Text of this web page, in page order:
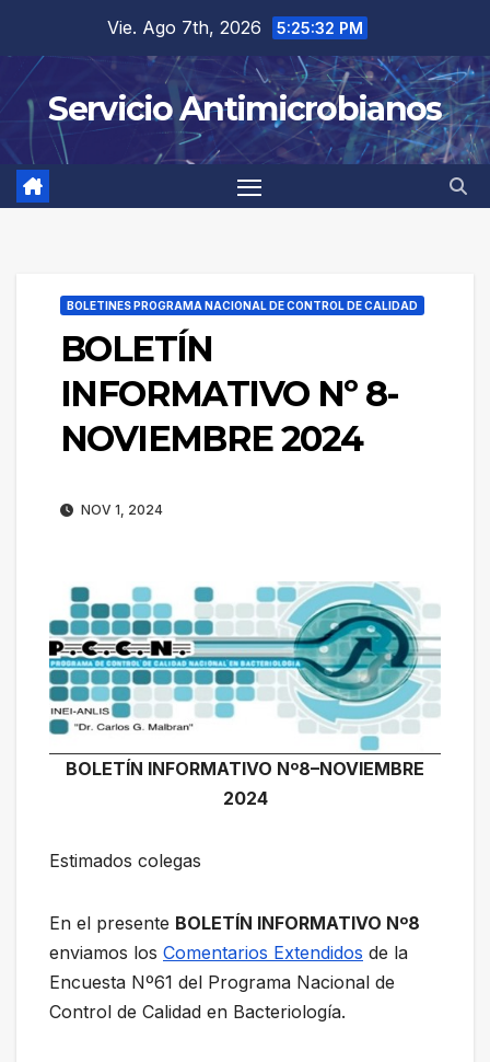
contenido
Vie. Ago 7th, 2026 5:25:33 PM
Servicio Antimicrobianos
BOLETINES PROGRAMA NACIONAL DE CONTROL DE CALIDAD
BOLETÍN
INFORMATIVO Nº 8-
NOVIEMBRE 2024
NOV 1, 2024
BOLETÍN INFORMATIVO Nº8–NOVIEMBRE
2024
Estimados colegas
En el presente BOLETÍN INFORMATIVO Nº8
enviamos los Comentarios Extendidos de la
Encuesta Nº61 del Programa Nacional de
Control de Calidad en Bacteriología.